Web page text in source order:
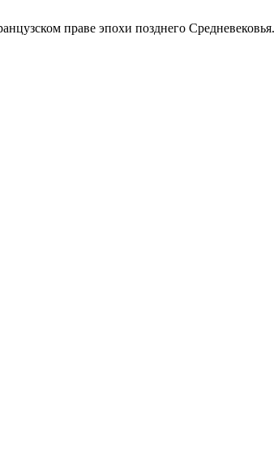
праве эпохи позднего Средневековья.